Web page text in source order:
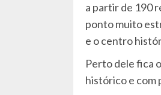
a partir de 190
ponto muito
e o centro
Perto dele fica o
histórico e com